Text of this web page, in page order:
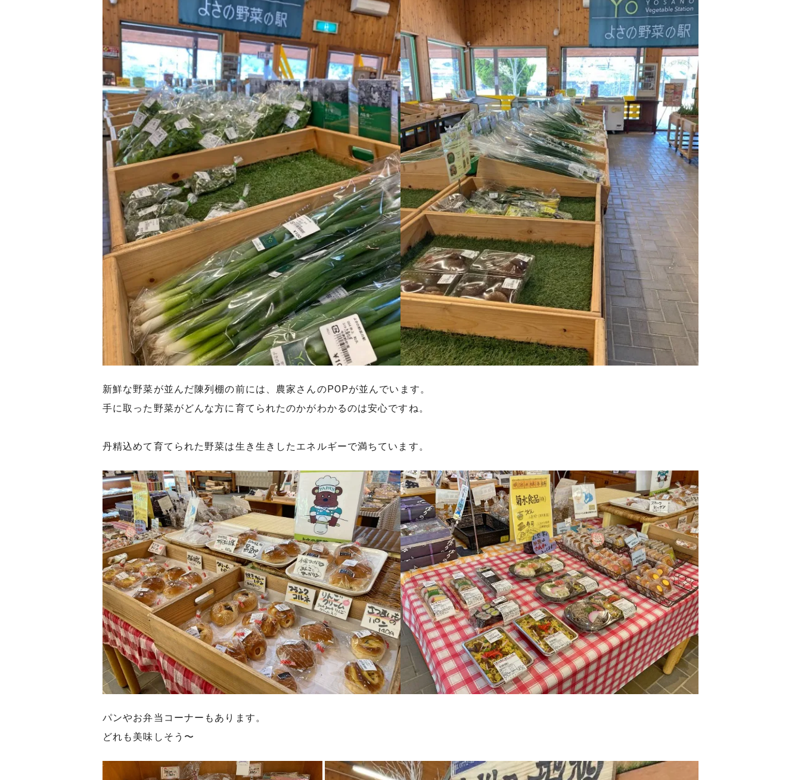
新鮮な野菜が並んだ陳列棚の前には、農家さんのPOPが並んでいます。
手に取った野菜がどんな方に育てられたのかがわかるのは安心ですね。
丹精込めて育てられた野菜は生き生きしたエネルギーで満ちています。
パンやお弁当コーナーもあります。
どれも美味しそう〜